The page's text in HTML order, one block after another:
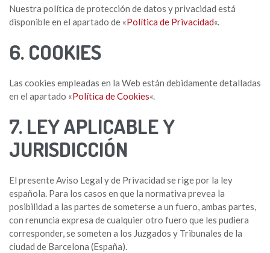
Nuestra política de protección de datos y privacidad está
disponible en el apartado de «Política de Privacidad«.
6. COOKIES
Las cookies empleadas en la Web están debidamente detalladas
en el apartado «Política de Cookies«.
7. LEY APLICABLE Y
JURISDICCIÓN
El presente Aviso Legal y de Privacidad se rige por la ley
española. Para los casos en que la normativa prevea la
posibilidad a las partes de someterse a un fuero, ambas partes,
con renuncia expresa de cualquier otro fuero que les pudiera
corresponder, se someten a los Juzgados y Tribunales de la
ciudad de Barcelona (España).